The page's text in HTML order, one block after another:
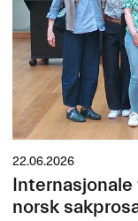
22.06.2026
norsk